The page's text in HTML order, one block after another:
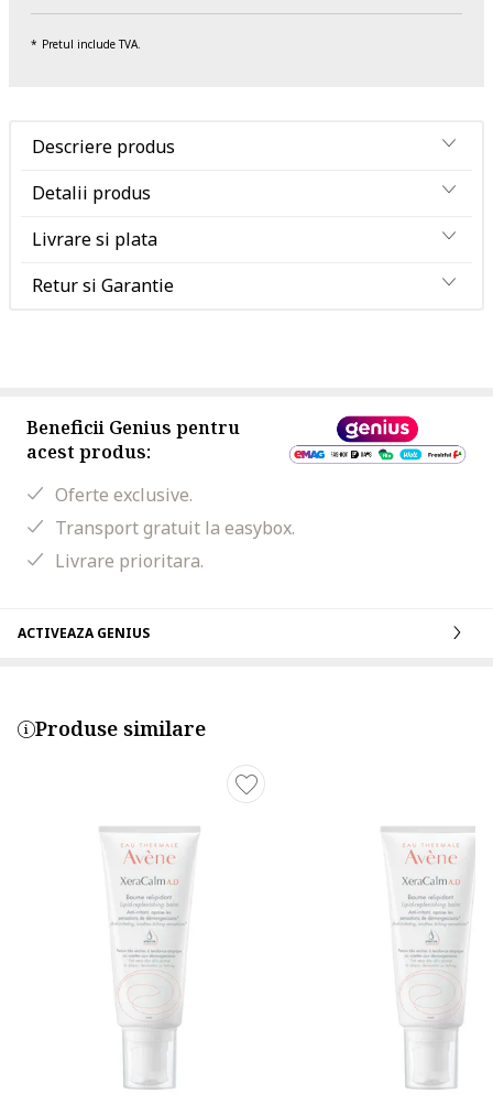
Pretul include TVA.
Descriere produs
Detalii produs
Livrare si plata
Retur si Garantie
Beneficii Genius pentru
acest produs:
Oferte exclusive.
Transport gratuit la easybox.
Livrare prioritara.
ACTIVEAZA GENIUS
Produse similare